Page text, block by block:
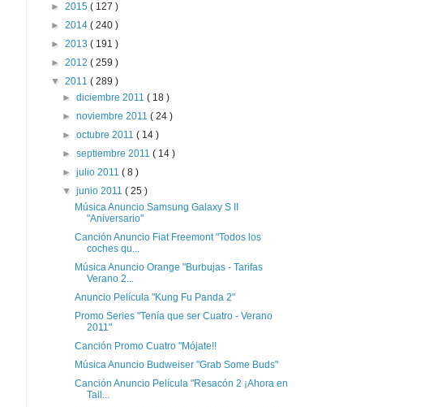
► 2015 ( 127 )
► 2014 ( 240 )
► 2013 ( 191 )
► 2012 ( 259 )
▼ 2011 ( 289 )
►diciembre 2011( 18 )
►noviembre 2011( 24 )
►octubre 2011( 14 )
►septiembre 2011( 14 )
►julio 2011( 8 )
▼junio 2011( 25 )
Música Anuncio Samsung Galaxy S II
"Aniversario"
Canción Anuncio Fiat Freemont "Todos los
coches qu...
Música Anuncio Orange "Burbujas - Tarifas
Verano 2...
Anuncio Película "Kung Fu Panda 2"
Promo Series "Tenía que ser Cuatro - Verano
2011"
Canción Promo Cuatro "Mójate!!
Música Anuncio Budweiser "Grab Some Buds"
Canción Anuncio Película "Resacón 2 ¡Ahora en
Tail...